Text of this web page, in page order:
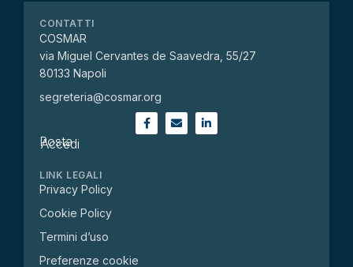
CONTATTI
COSMAR
via Miguel Cervantes de Saavedra, 55/27
80133 Napoli
segreteria@cosmar.org
Posta
Accedi
LINK LEGALI
Privacy Policy
Cookie Policy
Termini d’uso
Preferenze cookie